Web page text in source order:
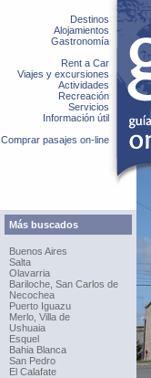
Destinos
Alojamientos
Gastronomía
Rent a Car
Viajes y excursiones
Actividades
Recreación
Servicios
Información útil
Comprar pasajes on-line
Más buscados
Buenos Aires
Salta
Olavarria
Bariloche, San Carlos de
Necochea
Puerto Iguazu
Merlo, Villa de
Ushuaia
Esquel
Bahia Blanca
San Pedro
El Calafate